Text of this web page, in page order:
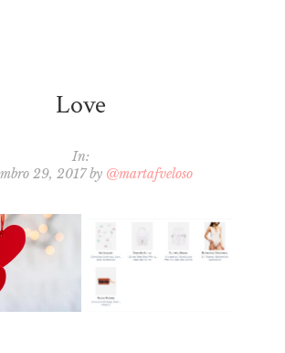
Love
In:
29, 2017by @martafveloso